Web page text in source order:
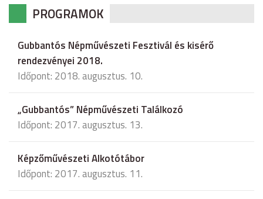
PROGRAMOK
Gubbantós Népművészeti Fesztivál és kisérő
rendezvényei 2018.
Időpont: 2018. augusztus. 10.
„Gubbantós” Népművészeti Találkozó
Időpont: 2017. augusztus. 13.
Képzőművészeti Alkotótábor
Időpont: 2017. augusztus. 11.